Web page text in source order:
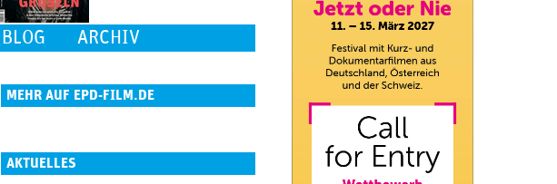
BLOG ARCHIV
MEHR AUF EPD-FILM.DE
AKTUELLES